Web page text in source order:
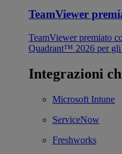
TeamViewer
TeamViewer premiato
Quadrant™ 2026 per
Integrazioni
Microsoft Intune
ServiceNow
Freshworks